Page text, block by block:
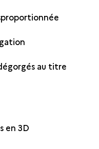
au titre
en 3D